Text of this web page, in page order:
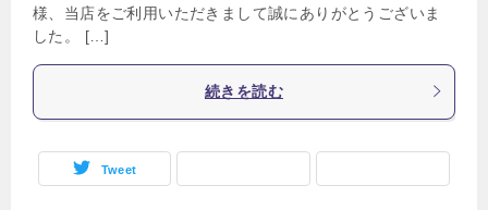
様、当店をご利用いただきまして誠にありがとうございま
した。 […]
続きを読む
Tweet